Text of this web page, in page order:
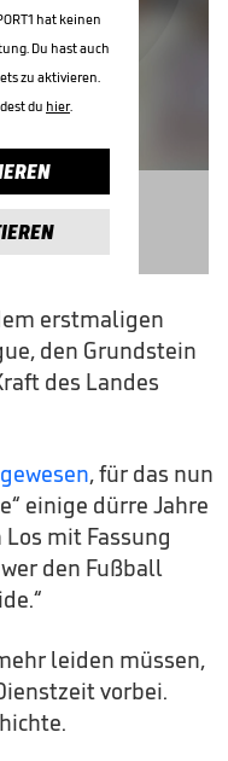
hat keinen
Du hast auch
zu aktivieren.
du hier.
erstmaligen
den Grundstein
des Landes
, für das nun
einige dürre Jahre
mit Fassung
den Fußball
leiden müssen,
vorbei.